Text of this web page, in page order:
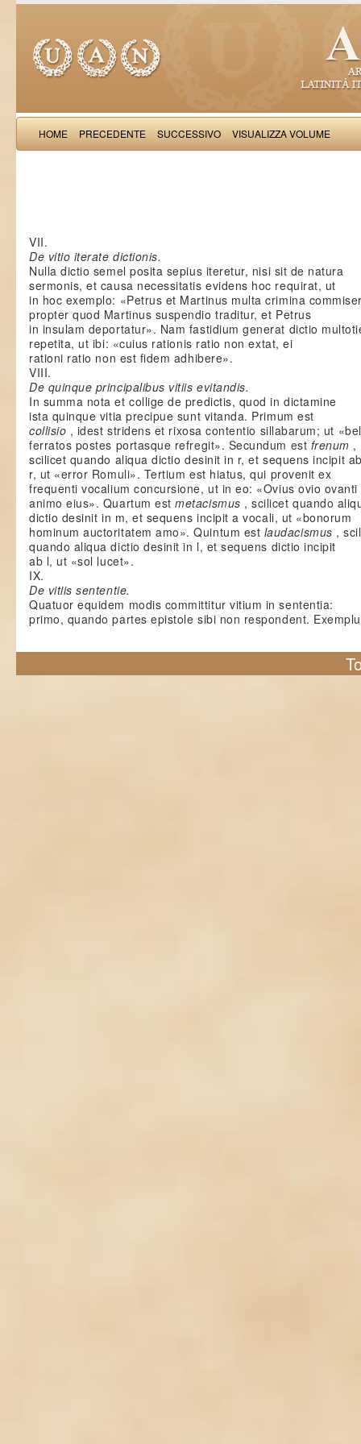
HOME PRECEDENTE SUCCESSIVO VISUALIZZA VOLUME
VII.
De vitio iterate dictionis.
Nulla dictio semel posita sepius iteretur, nisi sit de natura
sermonis, et causa necessitatis evidens hoc requirat, ut
in hoc exemplo: «Petrus et Martinus multa crimina
propter quod Martinus suspendio traditur, et Petrus
in insulam deportatur». Nam fastidium generat dictio
repetita, ut ibi: «cuius rationis ratio non extat, ei
rationi ratio non est fidem adhibere».
VIII.
De quinque principalibus vitiis evitandis.
In summa nota et collige de predictis, quod in dictamine
ista quinque vitia precipue sunt vitanda. Primum est
collisio , idest stridens et rixosa contentio sillabarum; ut
ferratos postes portasque refregit». Secundum est frenum ,
scilicet quando aliqua dictio desinit in r, et sequens incipit
r, ut «error Romuli». Tertium est hiatus, qui provenit ex
frequenti vocalium concursione, ut in eo: «Ovius ovio ovanti
animo eius». Quartum estmetacismus , scilicet quando
dictio desinit in m, et sequens incipit a vocali, ut «bonorum
hominum auctoritatem amo». Quintum est laudacismus ,
quando aliqua dictio desinit in l, et sequens dictio incipit
ab l, ut «sol lucet».
IX.
De vitiis sententie.
Quatuor equidem modis committitur vitium in sententia:
primo, quando partes epistole sibi non respondent.